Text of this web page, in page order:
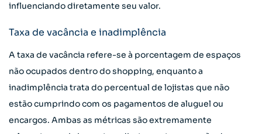
influenciando diretamente seu valor.
Taxa de vacância e inadimplência
A taxa de vacância refere-se à porcentagem de espaços
não ocupados dentro do shopping, enquanto a
inadimplência trata do percentual de lojistas que não
estão cumprindo com os pagamentos de aluguel ou
encargos. Ambas as métricas são extremamente